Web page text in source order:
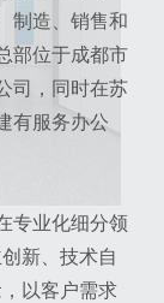
制造、销售和
部位于成都市
司，同时在苏
有服务办公
专业化细分领
新、技术自
以客户需求